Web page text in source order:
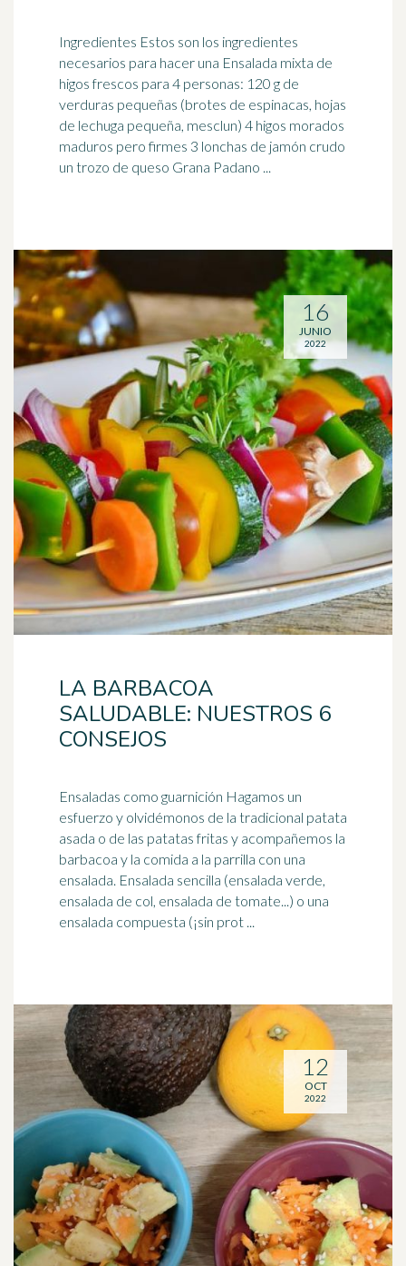
Ingredientes Estos son los ingredientes
necesarios para hacer una Ensalada mixta de
higos frescos para 4 personas: 120 g de
verduras pequeñas (brotes de espinacas, hojas
de lechuga pequeña, mesclun) 4 higos morados
maduros pero firmes 3 lonchas de jamón crudo
un trozo de queso Grana Padano ...
LA BARBACOA
SALUDABLE: NUESTROS 6
CONSEJOS
Ensaladas como guarnición Hagamos un
esfuerzo y olvidémonos de la tradicional patata
asada o de las patatas fritas y acompañemos la
barbacoa y la comida a la parrilla con una
ensalada. Ensalada sencilla (ensalada verde,
ensalada de col, ensalada de tomate...) o una
ensalada compuesta (¡sin prot ...
16
JUNIO
2022
12
OCT
2022